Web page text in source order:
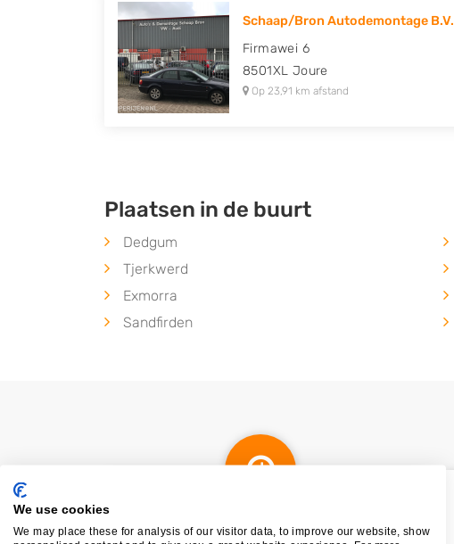
Schaap/Bron Autodemontage B.V.
Firmawei 6
8501XL Joure
Op 23,91 km afstand
Plaatsen in de buurt
Dedgum
Tjerkwerd
Exmorra
Sandfirden
Nieuw in Parrega
We use cookies
We may place these for analysis of our visitor data, to improve our website, show